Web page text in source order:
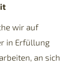
wir auf
in Erfüllung
an sich